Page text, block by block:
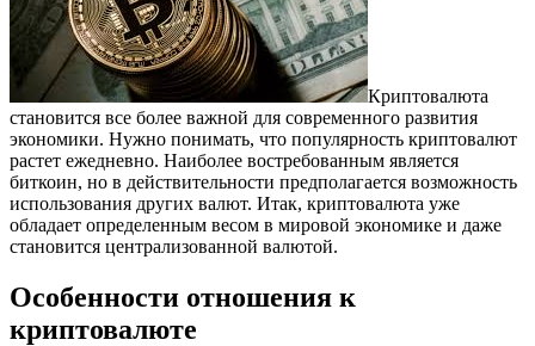
Криптовалюта
становится все более важной для современного развития
экономики. Нужно понимать, что популярность криптовалют
растет ежедневно. Наиболее востребованным является
биткоин, но в действительности предполагается возможность
использования других валют. Итак, криптовалюта уже
обладает определенным весом в мировой экономике и даже
становится централизованной валютой.
Особенности отношения к
криптовалюте